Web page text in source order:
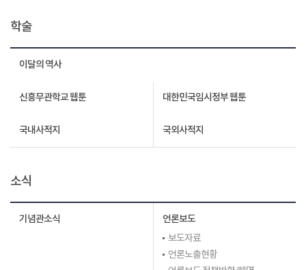
학술
이달의 역사
신흥무관학교 웹툰 대한민국임시정부 웹툰
국내사적지 국외사적지
소식
기념관소식 언론보도
보도자료
언론노출현황